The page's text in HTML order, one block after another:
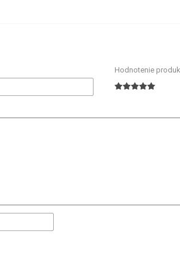
Hodnotenie